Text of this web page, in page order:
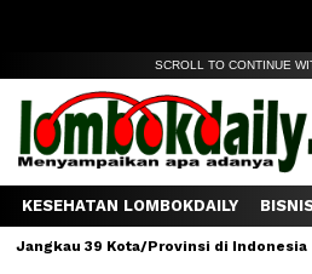
SCROLL TO CONTINUE
KESEHATAN LOMBOKDAILY
39 Kota/Provinsi di Indonesia